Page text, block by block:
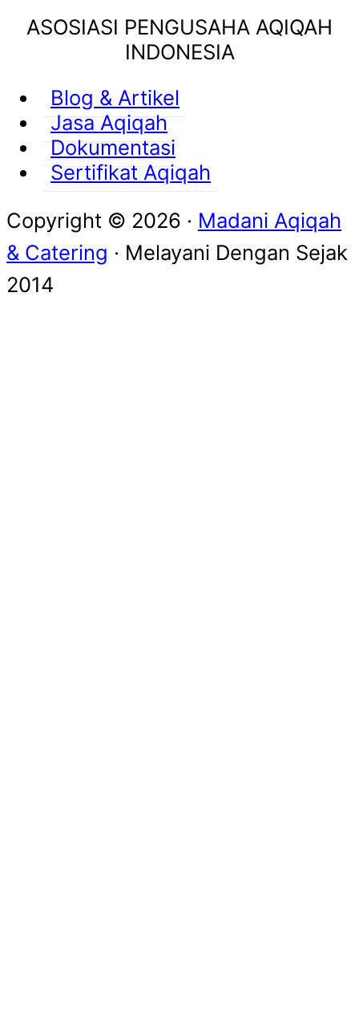
ASOSIASI PENGUSAHA AQIQAH
INDONESIA
Blog & Artikel
Jasa Aqiqah
Dokumentasi
Sertifikat Aqiqah
Copyright © 2026 · Madani Aqiqah
& Catering · Melayani Dengan Sejak
2014